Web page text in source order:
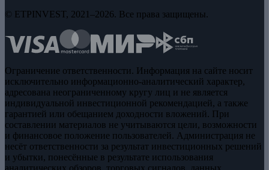
© ETPINVEST, 2021–2026. Все права защищены.
Ограничение ответственности. Информация на сайте носит
исключительно информационно-аналитический характер,
адресована неограниченному кругу лиц и не является
индивидуальной инвестиционной рекомендацией, а также
гарантией или обещанием доходности вложений. При
составлении материалов не учитываются цели, возможности
и финансовое положение пользователей. Администрация не
несёт ответственности за результат инвестиционных решений
и убытки, понесённые в результате использования